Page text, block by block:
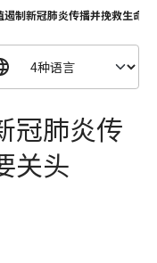
遏制新冠肺炎传播并挽救生命
冠肺炎传
关头